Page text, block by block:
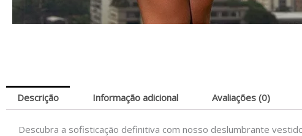
Descrição Informação adicional Avaliações (0)
Descubra a sofisticação definitiva com nosso deslumbrante